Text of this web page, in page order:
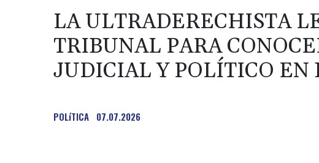
LA ULTRADERECHISTA
TRIBUNAL PARA
JUDICIAL Y POLÍTICO EN
POLíTICA 07.07.2026